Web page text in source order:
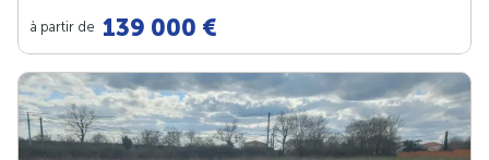
à partir de 139 000 €